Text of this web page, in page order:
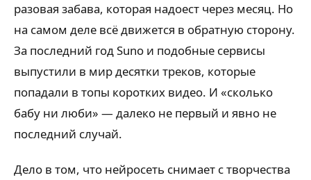
разовая забава, которая надоест через месяц. Но
на самом деле всё движется в обратную сторону.
За последний год Suno и подобные сервисы
выпустили в мир десятки треков, которые
попадали в топы коротких видео. И «сколько
бабу ни люби» — далеко не первый и явно не
последний случай.
Дело в том, что нейросеть снимает с творчества